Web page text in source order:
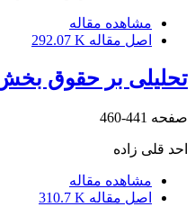
مشاهده مقاله
اصل مقاله 292.07 K
تحلیلی بر حقوق
صفحه 441-460
احد قلی زاده
مشاهده مقاله
اصل مقاله 310.7 K